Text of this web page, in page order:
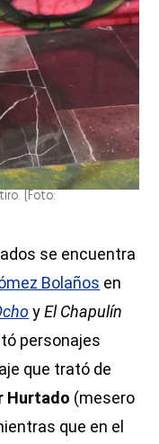
(Foto:
se encuentra
Bolaños en
yEl Chapulín
personajes
que trató de
Hurtado (mesero
que en el